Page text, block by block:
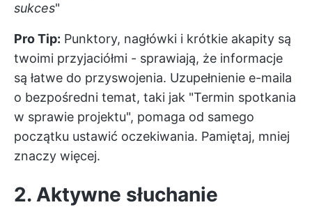
sukces"
Pro Tip: Punktory, nagłówki i krótkie akapity są
twoimi przyjaciółmi - sprawiają, że informacje
są łatwe do przyswojenia. Uzupełnienie e-maila
o bezpośredni temat, taki jak "Termin spotkania
w sprawie projektu", pomaga od samego
początku ustawić oczekiwania. Pamiętaj, mniej
znaczy więcej.
2. Aktywne słuchanie